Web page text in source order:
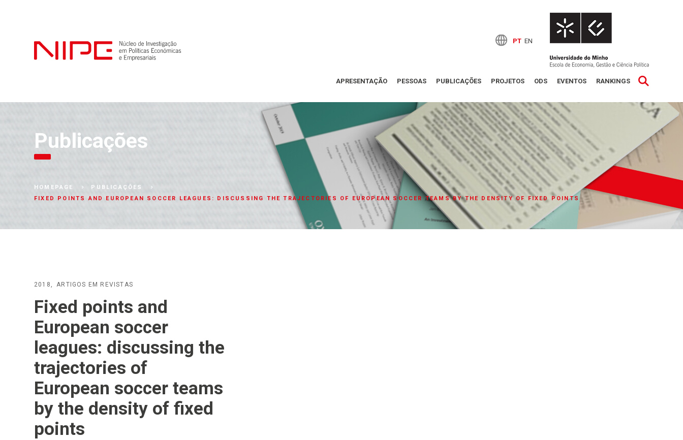
PT EN
APRESENTAÇÃO PESSOAS PUBLICAÇÕES PROJETOS ODS EVENTOS RANKINGS
Publicações
HOMEPAGE
PUBLICAÇÕES
FIXED POINTS AND EUROPEAN SOCCER LEAGUES: DISCUSSING THE TRAJECTORIES OF EUROPEAN SOCCER TEAMS BY THE DENSITY OF FIXED POINTS
2018 ARTIGOS EM REVISTAS
Fixed points and
European soccer
leagues: discussing the
trajectories of
European soccer teams
by the density of fixed
points